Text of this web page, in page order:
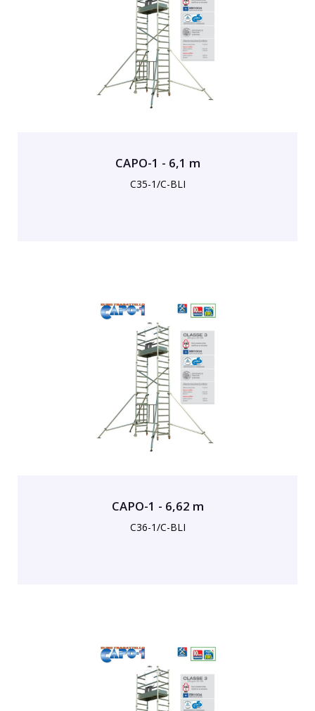
CAPO-1 - 6,1 m
C35-1/C-BLI
CAPO-1 - 6,62 m
C36-1/C-BLI